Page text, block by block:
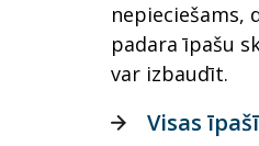
nepieciešams,
padara īpašu
var izbaudīt.
Visas